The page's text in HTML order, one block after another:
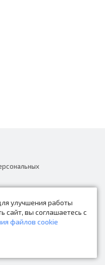
улучшения работы
сайт, вы соглашаетесь с
файлов cookie